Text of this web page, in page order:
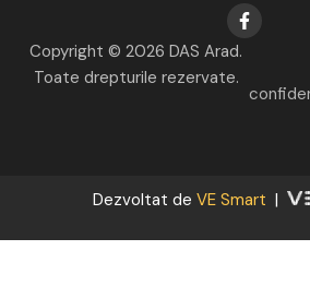
Copyright © 2026 DAS Arad.
Toate drepturile rezervate.
Dezvoltat de VE Smart |